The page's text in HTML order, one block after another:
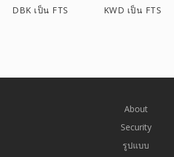
DBK เป็น FTS KWD เป็น FTS
About
Security
รูปแบบ